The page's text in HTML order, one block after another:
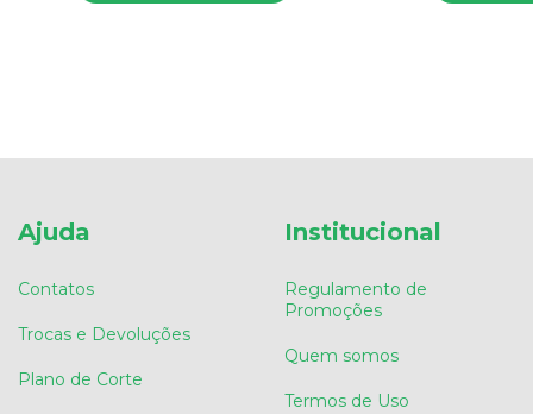
Ajuda
Contatos
Trocas e Devoluções
Plano de Corte
Institucional
Regulamento de
Promoções
Quem somos
Termos de Uso